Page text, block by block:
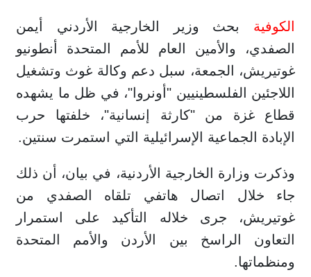
الكوفية بحث وزير الخارجية الأردني أيمن
الصفدي، والأمين العام للأمم المتحدة أنطونيو
غوتيريش، الجمعة، سبل دعم وكالة غوث وتشغيل
اللاجئين الفلسطينيين "أونروا"، في ظل ما يشهده
قطاع غزة من "كارثة إنسانية"، خلفتها حرب
الإبادة الجماعية الإسرائيلية التي استمرت سنتين.
وذكرت وزارة الخارجية الأردنية، في بيان، أن ذلك
جاء خلال اتصال هاتفي تلقاه الصفدي من
غوتيريش، جرى خلاله التأكيد على استمرار
التعاون الراسخ بين الأردن والأمم المتحدة
ومنظماتها.